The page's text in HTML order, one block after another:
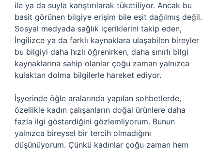
ile ya da suyla karıştırılarak tüketiliyor. Ancak bu
basit görünen bilgiye erişim bile eşit dağılmış değil.
Sosyal medyada sağlık içeriklerini takip eden,
İngilizce ya da farklı kaynaklara ulaşabilen bireyler
bu bilgiyi daha hızlı öğrenirken, daha sınırlı bilgi
kaynaklarına sahip olanlar çoğu zaman yalnızca
kulaktan dolma bilgilerle hareket ediyor.
İşyerinde öğle aralarında yapılan sohbetlerde,
özellikle kadın çalışanların doğal ürünlere daha
fazla ilgi gösterdiğini gözlemliyorum. Bunun
yalnızca bireysel bir tercih olmadığını
düşünüyorum. Çünkü kadınlar çoğu zaman hem